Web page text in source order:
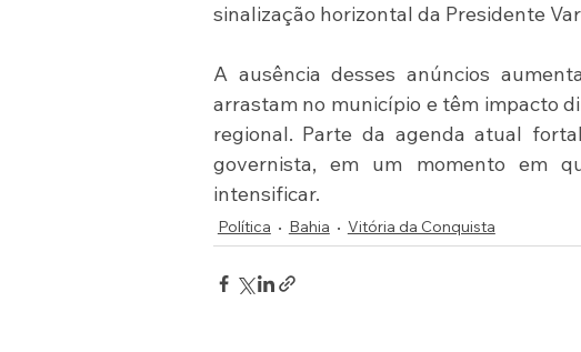
sinalização horizontal da Presidente
A ausência desses anúncios
arrastam no município e têm impacto
regional. Parte da agenda atual
governista, em um momento em
intensificar.
Política Bahia Vitória da Conquista